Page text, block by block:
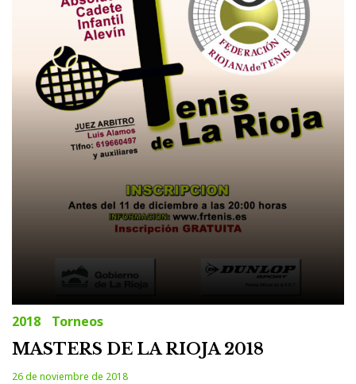
2018 Torneos
MASTERS DE LA RIOJA 2018
26 de noviembre de 2018